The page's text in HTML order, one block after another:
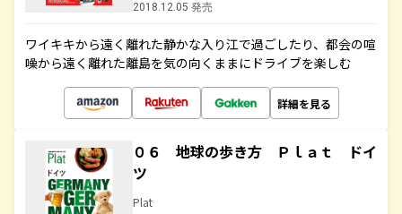
2018.12.05 発売
ワイキキから遠く離れた静かな入り江で過ごしたり、都会の喧
噪から遠く離れた離島を気の向くままにドライブを楽しむ
詳細を見る
０６ 地球の歩き方 Ｐｌａｔ ドイ
ツ
Plat